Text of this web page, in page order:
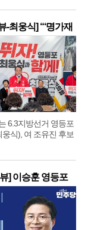
-최웅식] “‘명가재
6.3지방선거 영등포
식), 여 조유진 후보
] 이승훈 영등포